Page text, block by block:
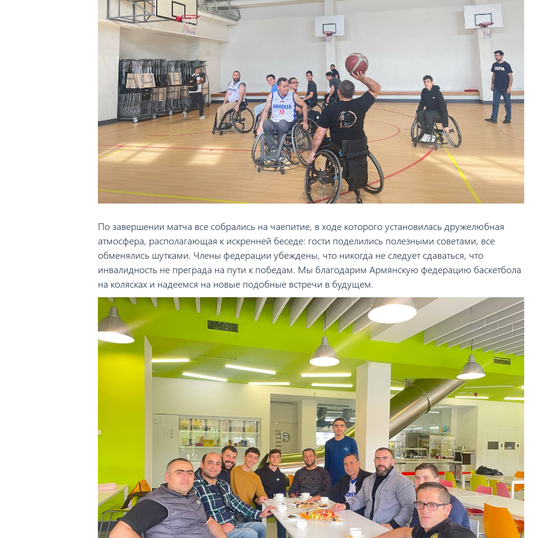
По завершении матча все собрались на чаепитие, в ходе которого установилась дружелюбная
атмосфера, располагающая к искренней беседе: гости поделились полезными советами, все
обменялись шутками. Члены федерации убеждены, что никогда не следует сдаваться, что
инвалидность не преграда на пути к победам. Мы благодарим Армянскую федерацию баскетбола
на колясках и надеемся на новые подобные встречи в будущем.